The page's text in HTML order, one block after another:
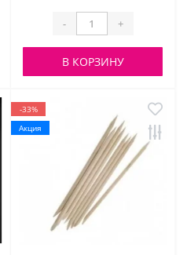
- +
В КОРЗИНУ
-33%
Акция